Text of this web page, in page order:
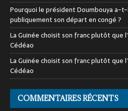
Pourquoi le président Doumbouya a-t-
publiquement son départ en congé ?
La Guinée choisit son franc plutôt que
Cédéao
La Guinée choisit son franc plutôt que
Cédéao
COMMENTAIRES RÉCENTS